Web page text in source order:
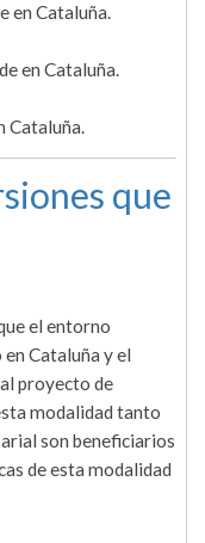
en Cataluña.
en Cataluña.
Cataluña.
que
el entorno
Cataluña y el
proyecto de
modalidad tanto
son beneficiarios
de esta modalidad